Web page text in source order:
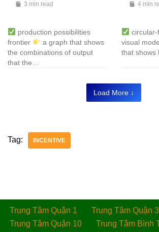
3 min read
production possibilities
frontier
a graph that shows
the combinations of output
that the…
4 min
circular-
visual
that shows
Load More ↓
Tag: INCENTIVE
Trung Tâm Quận 1
Trung Tâm Quận 3
Trung Tâm Quận 10
Trung Tâm Bình